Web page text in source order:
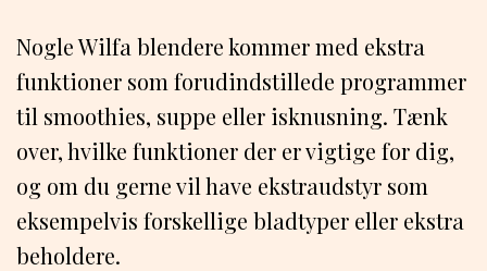
Nogle Wilfa blendere kommer med ekstra
funktioner som forudindstillede programmer
til smoothies, suppe eller isknusning. Tænk
over, hvilke funktioner der er vigtige for dig,
og om du gerne vil have ekstraudstyr som
eksempelvis forskellige bladtyper eller ekstra
beholdere.